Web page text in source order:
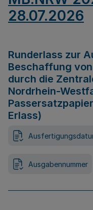
28.07.2026
Runderlass zur
Beschaffung
durch die
Nordrhein-
Erlass)
Ausgabennummer